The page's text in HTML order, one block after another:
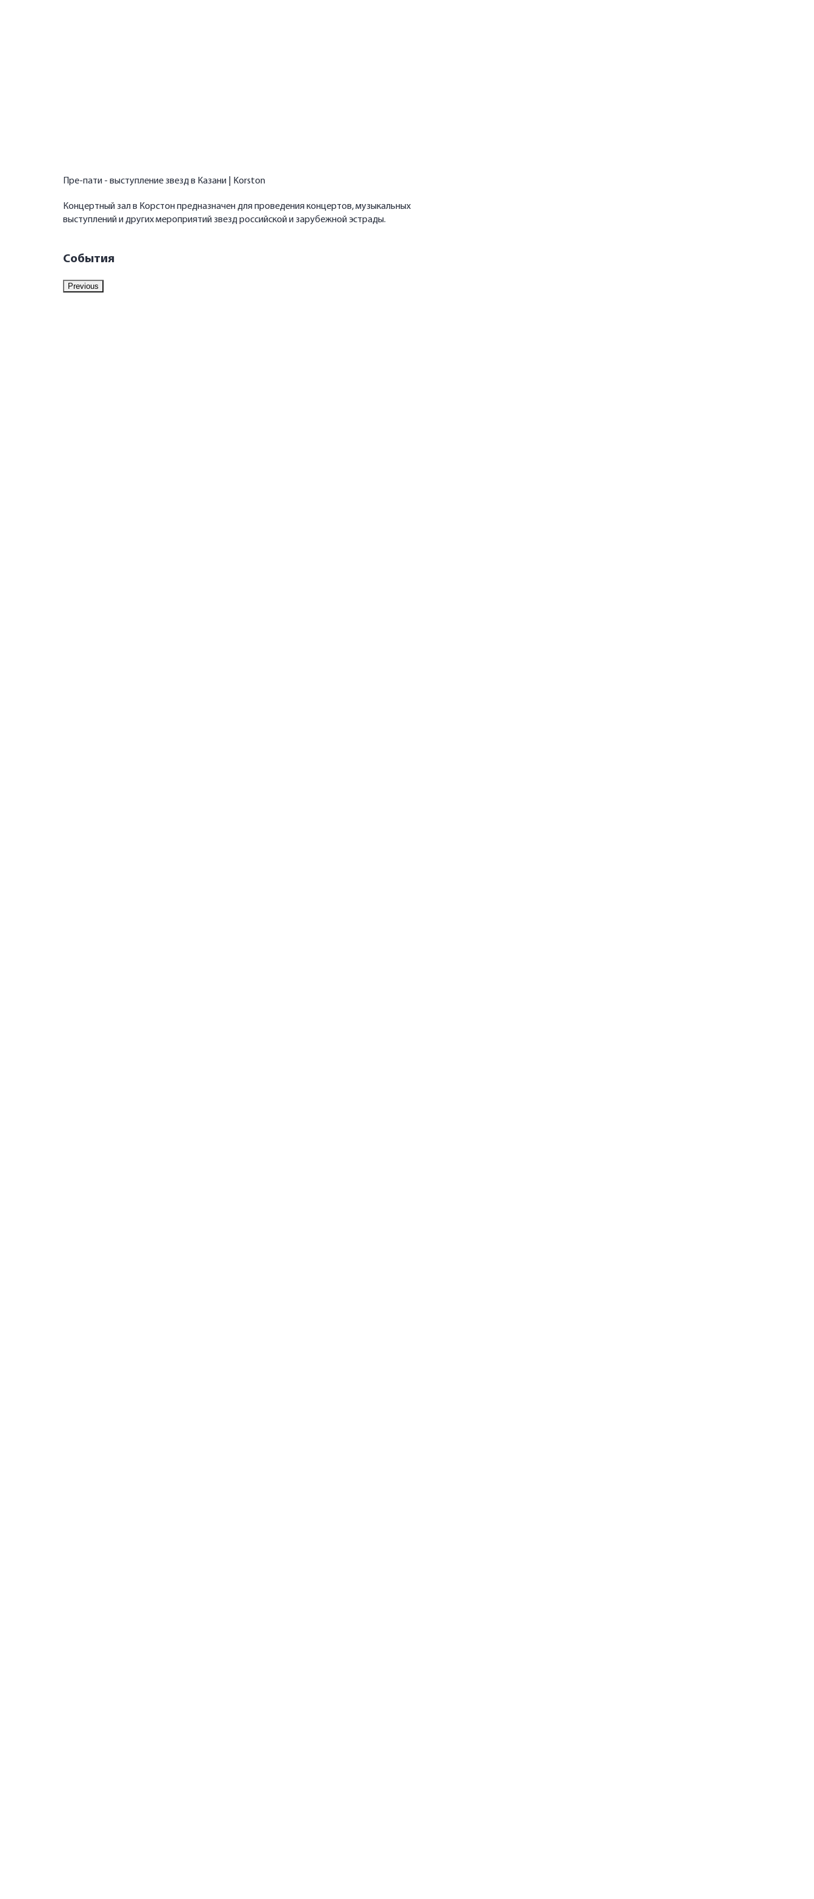
Пре-пати - выступление звезд в Казани | Korston
Концертный зал в Корстон предназначен для проведения концертов, музыкальных
выступлений и других мероприятий звезд российской и зарубежной эстрады.
События
Previous